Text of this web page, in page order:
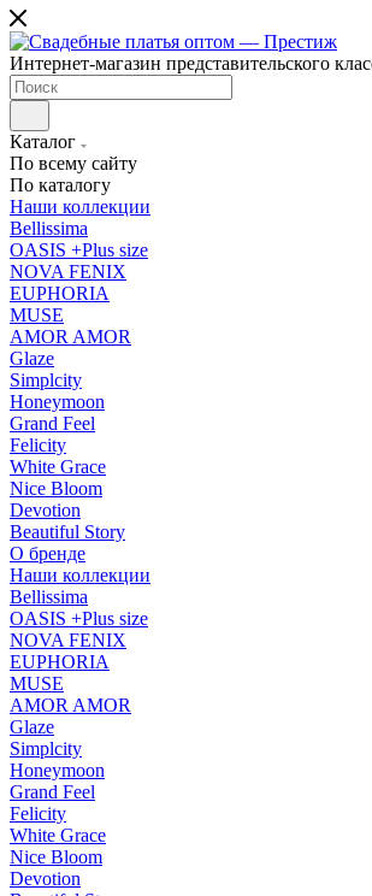
Интернет-магазин представительского
Каталог
По всему сайту
По каталогу
Наши коллекции
Bellissima
OASIS +Plus size
NOVA FENIX
EUPHORIA
MUSE
AMOR AMOR
Glaze
Simplcity
Honeymoon
Grand Feel
Felicity
White Grace
Nice Bloom
Devotion
Beautiful Story
О бренде
Наши коллекции
Bellissima
OASIS +Plus size
NOVA FENIX
EUPHORIA
MUSE
AMOR AMOR
Glaze
Simplcity
Honeymoon
Grand Feel
Felicity
White Grace
Nice Bloom
Devotion